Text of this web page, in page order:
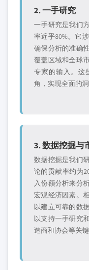
2. 一手研究
一手研究是我们
率近乎80%。它
确保分析的准确
覆盖区域和全球
专家的输入。这
角，实现全面的
3. 数据挖掘与
数据挖掘是我们
论的贡献率约为
入份额分析来分
宏观经济因素。
以建立可靠的数
以支持一手研究
造商和协会等关